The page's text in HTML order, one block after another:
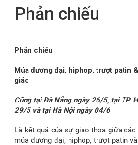
Phản chiếu
Phản chiếu
Múa đương đại, hiphop, trượt patin
giác
Cũng tại Đà Nẵng ngày 26/5, tại TP.
29/5 và tại Hà Nội ngày 04/6
Là kết quả của sự giao thoa giữa
múa đương đại, hiphop, trượt patin